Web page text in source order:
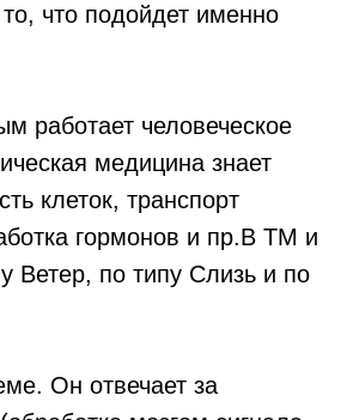
что подойдет именно
работает человеческое
медицина знает
клеток, транспорт
гормонов и пр.В ТМ и
Ветер, по типу Слизь и по
Он отвечает за